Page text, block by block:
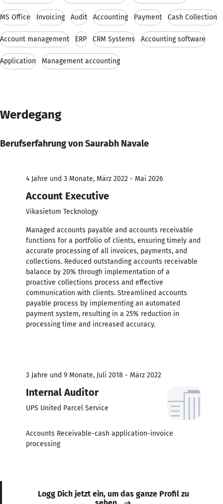
MS Office Invoicing Audit Accounting Payment Cash Collection
Account management ERP CRM Systems Accounting software
Application Management accounting
Werdegang
Berufserfahrung von Saurabh Navale
4 Jahre und 3 Monate, März 2022 - Mai 2026
Account Executive
Vikasietum Tecknology
Managed accounts payable and accounts receivable
functions for a portfolio of clients, ensuring timely and
accurate processing of all invoices, payments, and
collections. Reduced outstanding accounts receivable
balance by 20% through implementation of a
proactive collections process and effective
communication with clients. Streamlined accounts
payable process by implementing an automated
payment system, resulting in a 25% reduction in
processing time and increased accuracy.
3 Jahre und 9 Monate, Juli 2018 - März 2022
Internal Auditor
UPS United Parcel Service
Accounts Receivable-cash application-invoice
processing
Logg Dich jetzt ein, um das ganze Profil zu